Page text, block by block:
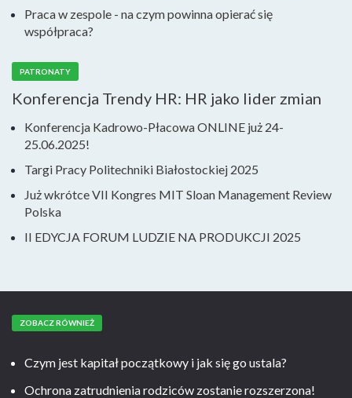
Praca w zespole - na czym powinna opierać się
współpraca?
PATRONATY
Konferencja Trendy HR: HR jako lider zmian
Konferencja Kadrowo-Płacowa ONLINE już 24-
25.06.2025!
Targi Pracy Politechniki Białostockiej 2025
Już wkrótce VII Kongres MIT Sloan Management Review
Polska
II EDYCJA FORUM LUDZIE NA PRODUKCJI 2025
ZOBACZ RÓWNIEŻ
Czym jest kapitał początkowy i jak się go ustala?
Ochrona zatrudnienia rodziców zostanie rozszerzona!